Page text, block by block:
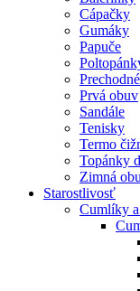
Cápačky
Gumáky
Papuče
Prvá obuv
Sandále
Tenisky
Termo
Topánky
Zimná
Starostlivosť
Cumlíky